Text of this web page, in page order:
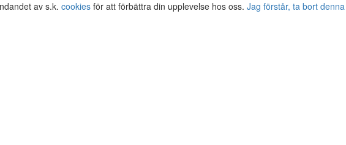
av s.k. cookies för att förbättra din upplevelse hos oss. Jag förstår, ta bort